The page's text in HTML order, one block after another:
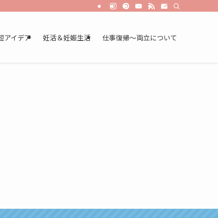
アイデア 妊活＆妊娠生活 仕事復帰～両立について